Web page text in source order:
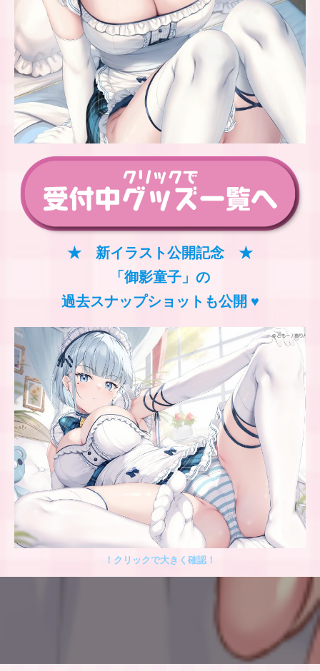
★ 新イラスト公開記念 ★
「御影童子」の
過去スナップショットも公開 ♥
！クリックで大きく確認！